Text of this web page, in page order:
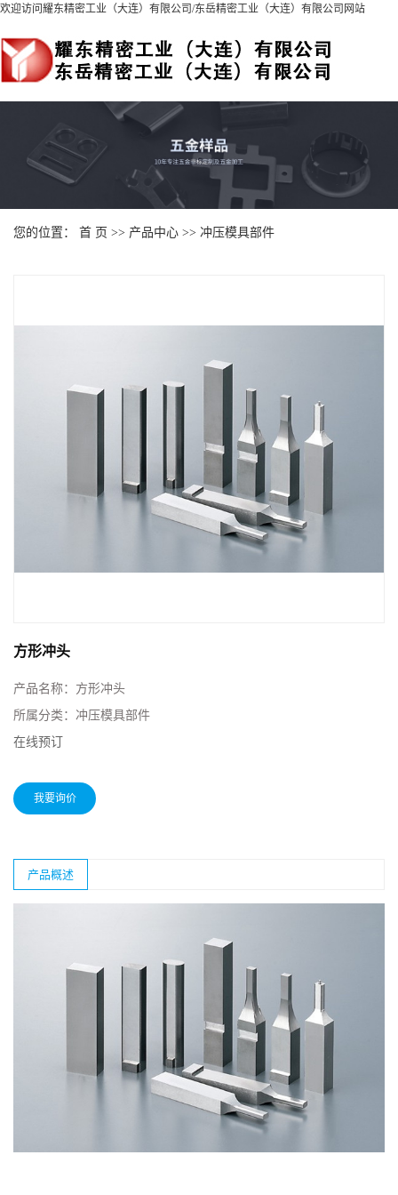
欢迎访问耀东精密工业（大连）有限公司 /东岳精密工业（大连）有限公司 网站
您的位置： 首 页 >> 产品中心 >> 冲压模具部件
方形冲头
产品名称： 方形冲头
所属分类： 冲压模具部件
在线预订
我要询价
产品概述